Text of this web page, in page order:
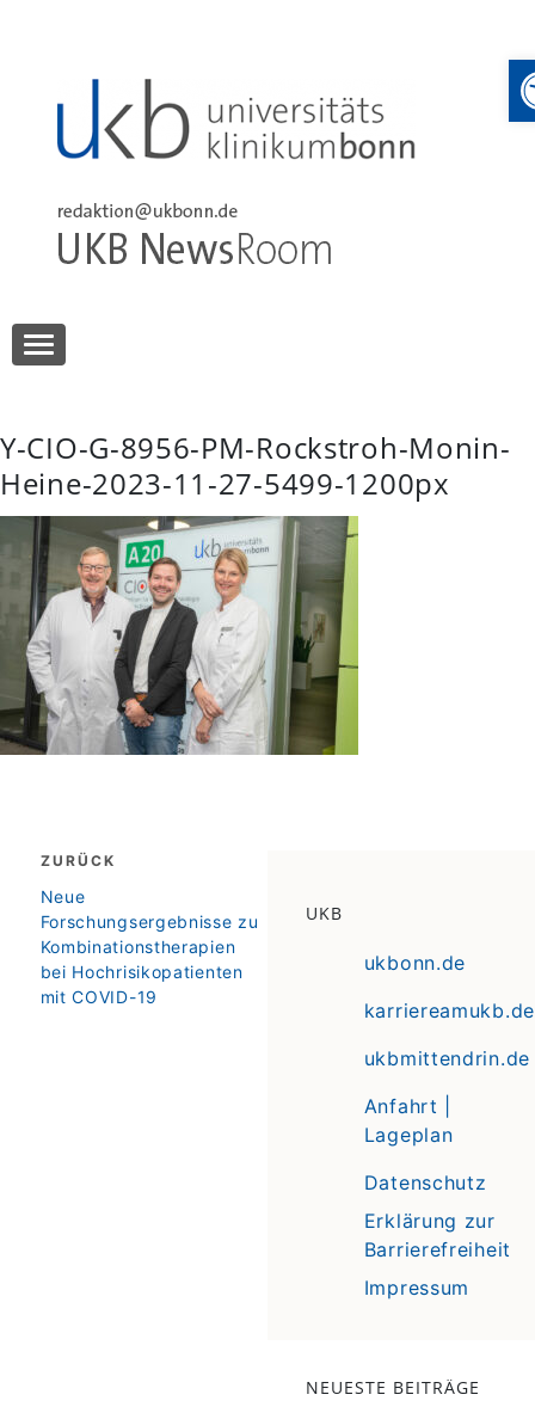
UKB NewsRoom
Y-CIO-G-8956-PM-Rockstroh-Monin-
Heine-2023-11-27-5499-1200px
Beitragsnavigation
ZURÜCK
zurück
Neue
Forschungsergebnisse zu
Kombinationstherapien
bei Hochrisikopatienten
mit COVID-19
UKB
ukbonn.de
karriereamukb.de
ukbmittendrin.de
Anfahrt |
Lageplan
Datenschutz
Erklärung zur
Barrierefreiheit
Impressum
NEUESTE BEITRÄGE